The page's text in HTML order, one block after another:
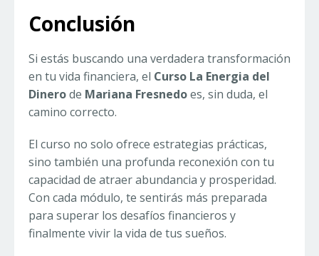
Conclusión
Si estás buscando una verdadera transformación
en tu vida financiera, el Curso La Energia del
Dinerode Mariana Fresnedoes, sin duda, el
camino correcto.
El curso no solo ofrece estrategias prácticas,
sino también una profunda reconexión con tu
capacidad de atraer abundancia y prosperidad.
Con cada módulo, te sentirás más preparada
para superar los desafíos financieros y
finalmente vivir la vida de tus sueños.